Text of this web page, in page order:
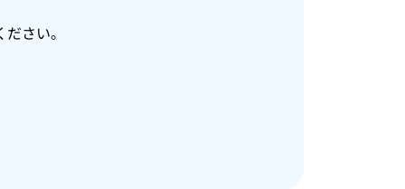
さい。